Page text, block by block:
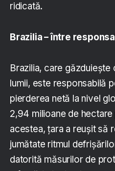
ridicată.
Brazilia – între
Brazilia, care găzduiește
lumii, este responsabilă
pierderea netă la nivel
2,94 milioane de hectare
acestea, țara a reușit să
jumătate ritmul
datorită măsurilor de